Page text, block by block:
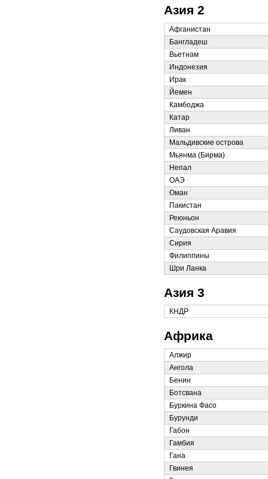
Азия 2
Афганистан
Бангладеш
Вьетнам
Индонезия
Ирак
Йемен
Камбоджа
Катар
Ливан
Мальдивские острова
Мьянма (Бирма)
Непал
ОАЭ
Оман
Пакистан
Реюньон
Саудовская Аравия
Сирия
Филиппины
Шри Ланка
Азия 3
КНДР
Африка
Алжир
Ангола
Бенин
Ботсвана
Буркина Фасо
Бурунди
Габон
Гамбия
Гана
Гвинея